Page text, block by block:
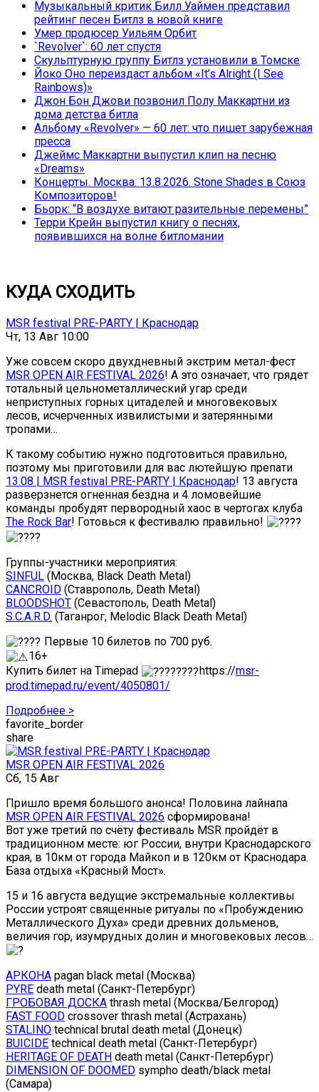
Музыкальный критик Билл Уаймен представил
рейтинг песен Битлз в новой книге
Умер продюсер Уильям Орбит
`Revolver`: 60 лет спустя
Скульптурную группу Битлз установили в Томске
Йоко Оно переиздаст альбом «It’s Alright (I See
Rainbows)»
Джон Бон Джови позвонил Полу Маккартни из
дома детства битла
Альбому «Revolver» — 60 лет: что пишет зарубежная
пресса
Джеймс Маккартни выпустил клип на песню
«Dreams»
Концерты. Москва. 13.8.2026. Stone Shades в Союз
Композиторов!
Бьорк: “В воздухе витают разительные перемены”
Терри Крейн выпустил книгу о песнях,
появившихся на волне битломании
КУДА СХОДИТЬ
MSR festival PRE-PARTY | Краснодар
Чт, 13 Авг 10:00
Уже совсем скоро двухдневный экстрим метал-фест
MSR OPEN AIR FESTIVAL 2026! А это означает, что грядет
тотальный цельнометаллический угар среди
неприступных горных цитаделей и многовековых
лесов, исчерченных извилистыми и затерянными
тропами…
К такому событию нужно подготовиться правильно,
поэтому мы приготовили для вас лютейшую препати
13.08 | MSR festival PRE-PARTY | Краснодар! 13 августа
разверзнется огненная бездна и 4 ломовейшие
команды пробудят первородный хаос в чертогах клуба
The Rock Bar! Готовься к фестивалю правильно!
Группы-участники мероприятия:
SINFUL (Москва, Black Death Metal)
CANCROID (Ставрополь, Death Metal)
BLOODSHOT (Севастополь, Death Metal)
S.C.A.R.D. (Таганрог, Melodic Black Death Metal)
Первые 10 билетов по 700 руб.
16+
Купить билет на Timepad
https://msr-
prod.timepad.ru/event/4050801/
Подробнее >
favorite_border
share
MSR OPEN AIR FESTIVAL 2026
Сб, 15 Авг
Пришло время большого анонса! Половина лайнапа
MSR OPEN AIR FESTIVAL 2026 сформирована!
Вот уже третий по счёту фестиваль MSR пройдёт в
традиционном месте: юг России, внутри Краснодарского
края, в 10км от города Майкоп и в 120км от Краснодара.
База отдыха «Красный Мост».
15 и 16 августа ведущие экстремальные коллективы
России устроят священные ритуалы по «Пробуждению
Металлического Духа» среди древних дольменов,
величия гор, изумрудных долин и многовековых лесов…
АРКОНА pagan black metal (Москва)
PYRE death metal (Санкт-Петербург)
ГРОБОВАЯ ДОСКА thrash metal (Москва/Белгород)
FAST FOOD crossover thrash metal (Астрахань)
STALINO technical brutal death metal (Донецк)
BUICIDE technical death metal (Санкт-Петербург)
HERITAGE OF DEATH death metal (Санкт-Петербург)
DIMENSION OF DOOMED sympho death/black metal
(Самара)